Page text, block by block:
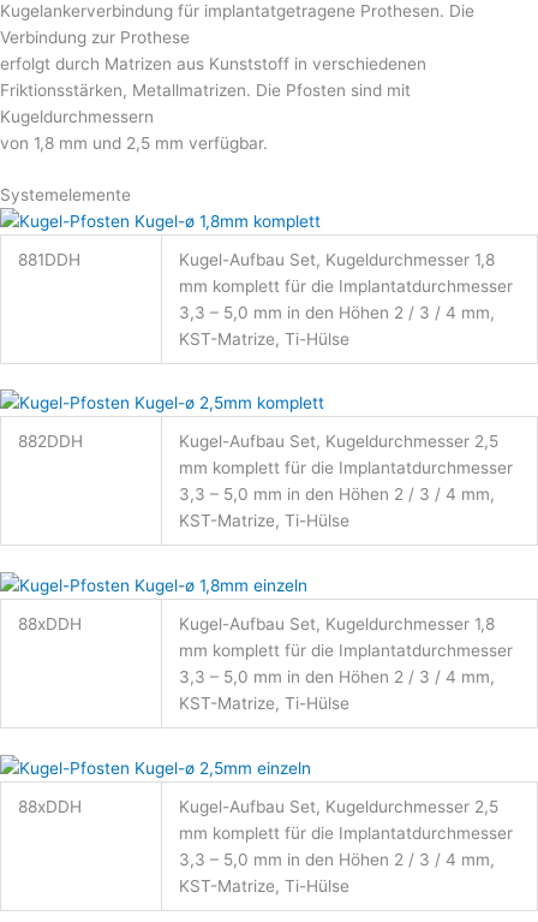
Kugelankerverbindung für implantatgetragene Prothesen. Die
Verbindung zur Prothese
erfolgt durch Matrizen aus Kunststoff in verschiedenen
Friktionsstärken, Metallmatrizen. Die Pfosten sind mit
Kugeldurchmessern
von 1,8 mm und 2,5 mm verfügbar.
Systemelemente
881DDH
Kugel-Aufbau Set, Kugeldurchmesser 1,8
mm komplett für die Implantatdurchmesser
3,3 – 5,0 mm in den Höhen 2 / 3 / 4 mm,
KST-Matrize, Ti-Hülse
882DDH
Kugel-Aufbau Set, Kugeldurchmesser 2,5
mm komplett für die Implantatdurchmesser
3,3 – 5,0 mm in den Höhen 2 / 3 / 4 mm,
KST-Matrize, Ti-Hülse
88xDDH
Kugel-Aufbau Set, Kugeldurchmesser 1,8
mm komplett für die Implantatdurchmesser
3,3 – 5,0 mm in den Höhen 2 / 3 / 4 mm,
KST-Matrize, Ti-Hülse
88xDDH
Kugel-Aufbau Set, Kugeldurchmesser 2,5
mm komplett für die Implantatdurchmesser
3,3 – 5,0 mm in den Höhen 2 / 3 / 4 mm,
KST-Matrize, Ti-Hülse